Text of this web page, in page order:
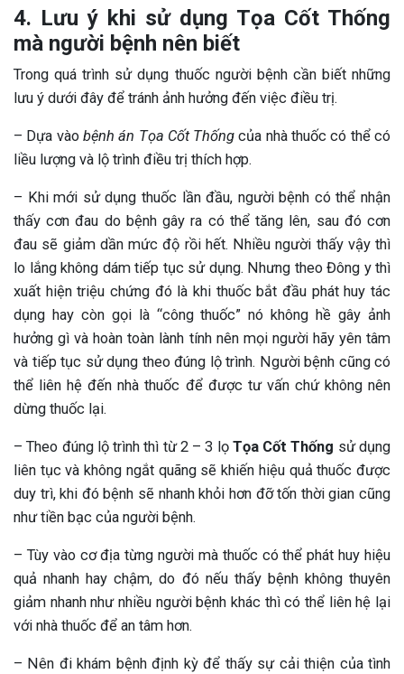
4. Lưu ý khi sử dụng Tọa Cốt Thống
mà người bệnh nên biết
Trong quá trình sử dụng thuốc người bệnh cần biết những
lưu ý dưới đây để tránh ảnh hưởng đến việc điều trị.
– Dựa vào bệnh án Tọa Cốt Thống của nhà thuốc có thể có
liều lượng và lộ trình điều trị thích hợp.
– Khi mới sử dụng thuốc lần đầu, người bệnh có thể nhận
thấy cơn đau do bệnh gây ra có thể tăng lên, sau đó cơn
đau sẽ giảm dần mức độ rồi hết. Nhiều người thấy vậy thì
lo lắng không dám tiếp tục sử dụng. Nhưng theo Đông y thì
xuất hiện triệu chứng đó là khi thuốc bắt đầu phát huy tác
dụng hay còn gọi là “công thuốc” nó không hề gây ảnh
hưởng gì và hoàn toàn lành tính nên mọi người hãy yên tâm
và tiếp tục sử dụng theo đúng lộ trình. Người bệnh cũng có
thể liên hệ đến nhà thuốc để được tư vấn chứ không nên
dừng thuốc lại.
– Theo đúng lộ trình thì từ 2 – 3 lọ Tọa Cốt Thống sử dụng
liên tục và không ngắt quãng sẽ khiến hiệu quả thuốc được
duy trì, khi đó bệnh sẽ nhanh khỏi hơn đỡ tốn thời gian cũng
như tiền bạc của người bệnh.
– Tùy vào cơ địa từng người mà thuốc có thể phát huy hiệu
quả nhanh hay chậm, do đó nếu thấy bệnh không thuyên
giảm nhanh như nhiều người bệnh khác thì có thể liên hệ lại
với nhà thuốc để an tâm hơn.
– Nên đi khám bệnh định kỳ để thấy sự cải thiện của tình